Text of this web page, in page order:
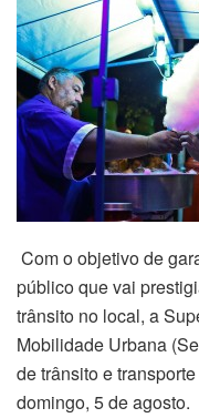
Com o objetivo de
público que vai
trânsito no local, a
Mobilidade Urbana
de trânsito e
domingo, 5 de agosto.